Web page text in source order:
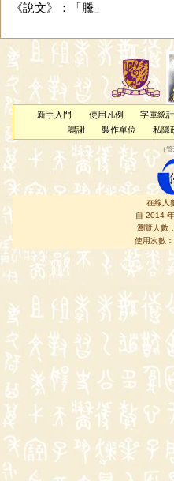
《說文》：「 黱」
新手入門 使用凡例 字庫統計
鳴謝
製作單位 私隱
（管
在線人
自 2014
瀏覽人數
使用次數